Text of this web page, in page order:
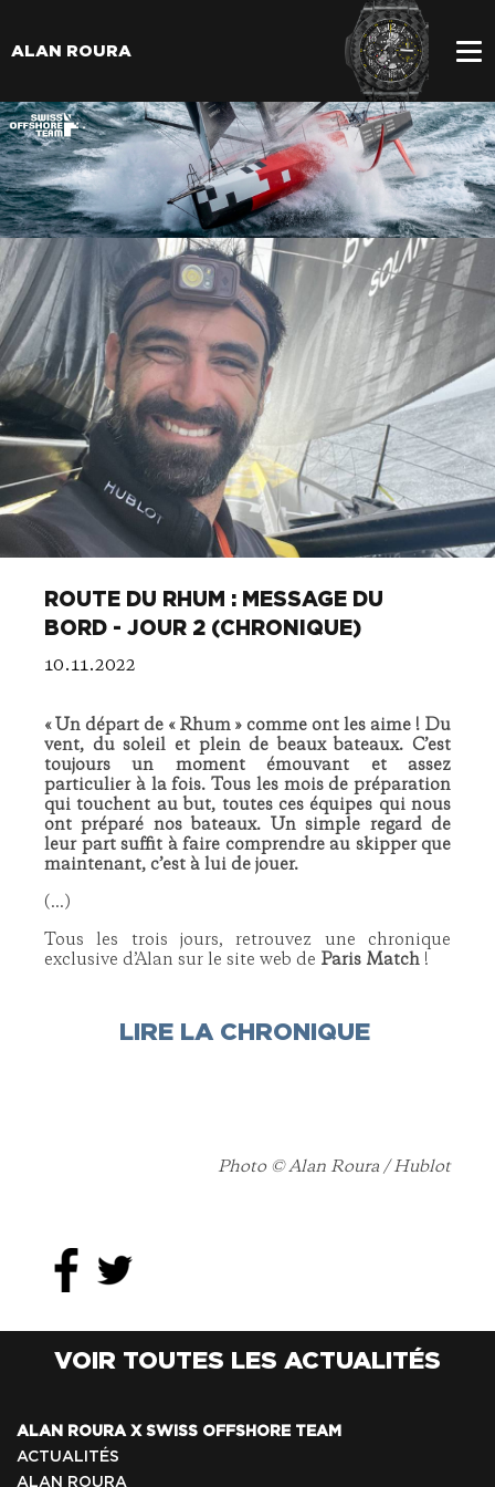
ALAN ROURA
ROUTE DU RHUM : MESSAGE DU
BORD - JOUR 2 (CHRONIQUE)
10.11.2022
« Un départ de « Rhum » comme ont les aime ! Du
vent, du soleil et plein de beaux bateaux. C’est
toujours un moment émouvant et assez
particulier à la fois. Tous les mois de préparation
qui touchent au but, toutes ces équipes qui nous
ont préparé nos bateaux. Un simple regard de
leur part suffit à faire comprendre au skipper que
maintenant, c’est à lui de jouer.
(...)
Tous les trois jours, retrouvez une chronique
exclusive d’Alan sur le site web de Paris Match !
LIRE LA CHRONIQUE
Photo © Alan Roura / Hublot
VOIR TOUTES LES ACTUALITÉS
ALAN ROURA X SWISS OFFSHORE TEAM
ACTUALITÉS
ALAN ROURA